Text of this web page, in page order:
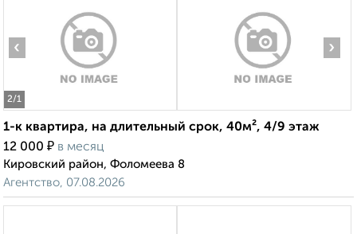
2/1
‹ ›
1-к квартира, на длительный срок, 40м², 4/9 этаж
12 000 ₽ в месяц
Кировский район, Фоломеева 8
Агентство, 07.08.2026